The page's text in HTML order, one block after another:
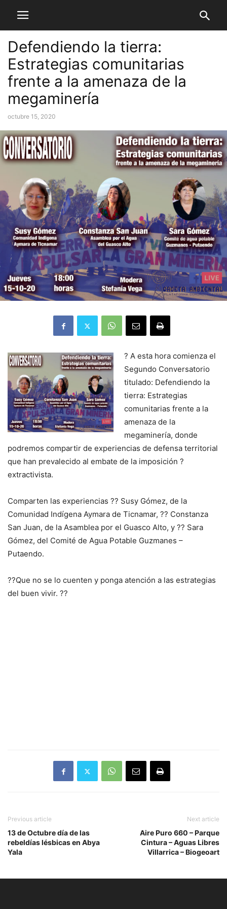
Defendiendo la tierra:
Estrategias comunitarias
frente a la amenaza de la
megaminería
octubre 15, 2020
? A esta hora comienza el
Segundo Conversatorio
titulado: Defendiendo la
tierra: Estrategias
comunitarias frente a la
amenaza de la
megaminería, donde
podremos compartir de experiencias de defensa territorial
que han prevalecido al embate de la imposición ?
extractivista.
Comparten las experiencias ?? Susy Gómez, de la
Comunidad Indígena Aymara de Ticnamar, ?? Constanza
San Juan, de la Asamblea por el Guasco Alto, y ?? Sara
Gómez, del Comité de Agua Potable Guzmanes –
Putaendo.
??Que no se lo cuenten y ponga atención a las estrategias
del buen vivir. ??
Previous article
13 de Octubre día de las
rebeldías lésbicas en Abya
Yala
Next article
Aire Puro 660 – Parque
Cintura – Aguas Libres
Villarrica – Biogeoart